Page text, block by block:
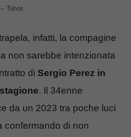
Tshot
infatti, la compagine
non sarebbe intenzionata
di Sergio Perez in
. Il 34enne
da un 2023 tra poche luci
confermando di non